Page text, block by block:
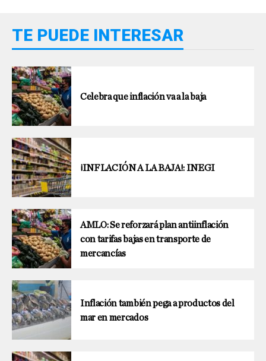
TE PUEDE INTERESAR
Celebra que inflación va a la baja
¡INFLACIÓN A LA BAJA!: INEGI
AMLO: Se reforzará plan antiinflación
con tarifas bajas en transporte de
mercancías
Inflación también pega a productos del
mar en mercados